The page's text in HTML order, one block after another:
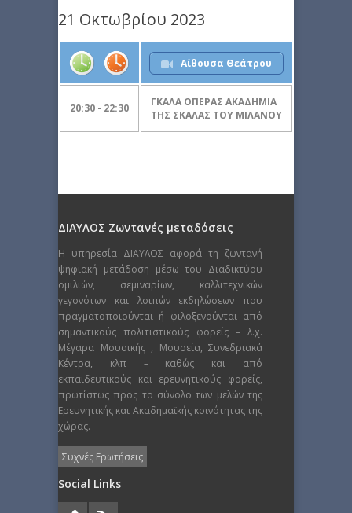
21 Οκτωβρίου 2023
Αίθουσα Θεάτρου
20:30 - 22:30
ΓΚΑΛΑ ΟΠΕΡΑΣ ΑΚΑΔΗΜΙΑ
ΤΗΣ ΣΚΑΛΑΣ ΤΟΥ ΜΙΛΑΝΟΥ
ΔΙΑΥΛΟΣ Ζωντανές μεταδόσεις
Η υπηρεσία ΔΙΑΥΛΟΣ αφορά τη ζωντανή
ψηφιακή μετάδοση μέσω του Διαδικτύου
ομιλιών, σεμιναρίων, καλλιτεχνικών
γεγονότων και λοιπών εκδηλώσεων που
πραγματοποιούνται ή φιλοξενούνται από
σημαντικούς πολιτιστικούς φορείς – λ.χ.
Μέγαρα Μουσικής , Μουσεία, Συνεδριακά
Κέντρα, κλπ – καθώς και από
εκπαιδευτικούς και ερευνητικούς φορείς,
πρωτίστως προς το σύνολο των μελών της
Ερευνητικής και Ακαδημαϊκής κοινότητας της
χώρας.
Συχνές Ερωτήσεις
Social Links